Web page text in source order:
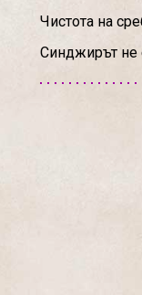
Чистота на
Синджирът не